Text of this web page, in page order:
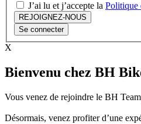
J’ai lu et j’accepte la Politique
REJOIGNEZ-NOUS
Se connecter
X
Bienvenu chez BH
Vous venez de rejoindre le BH
Désormais, venez profiter d’une